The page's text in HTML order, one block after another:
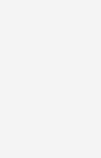
Investitionsanreize.“
Forderung des
im Deutschen Bundestag
Technik und
Nachdruck
und